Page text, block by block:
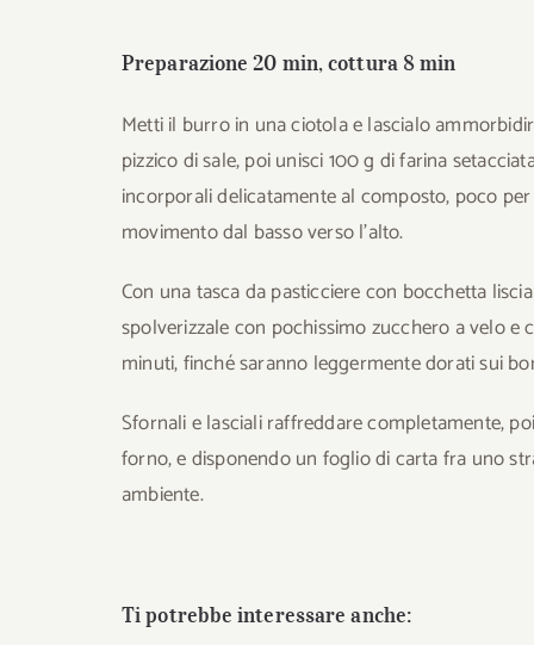
Preparazione 20 min, cottura 8 min
Metti il burro in una ciotola e lascialo
pizzico di sale, poi unisci 100 g di farina
incorporali delicatamente al composto, poco
movimento dal basso verso l’alto.
Con una tasca da pasticciere con bocchetta
spolverizzale con pochissimo zucchero a velo
minuti, finché saranno leggermente dorati sui
Sfornali e lasciali raffreddare completamente,
forno, e disponendo un foglio di carta fra uno
ambiente.
Ti potrebbe interessare anche: